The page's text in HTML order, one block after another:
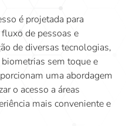
é projetada para
de pessoas e
de diversas tecnologias,
sem toque e
uma abordagem
o acesso a áreas
mais conveniente e